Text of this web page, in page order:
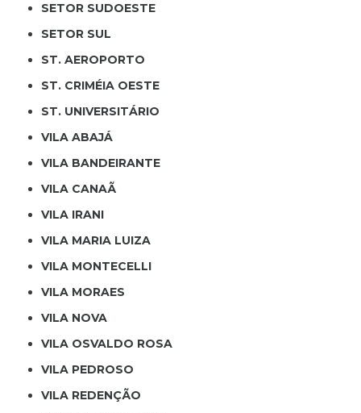
SETOR SUDOESTE
SETOR SUL
ST. AEROPORTO
ST. CRIMÉIA OESTE
ST. UNIVERSITÁRIO
VILA ABAJÁ
VILA BANDEIRANTE
VILA CANAÃ
VILA IRANI
VILA MARIA LUIZA
VILA MONTECELLI
VILA MORAES
VILA NOVA
VILA OSVALDO ROSA
VILA PEDROSO
VILA REDENÇÃO